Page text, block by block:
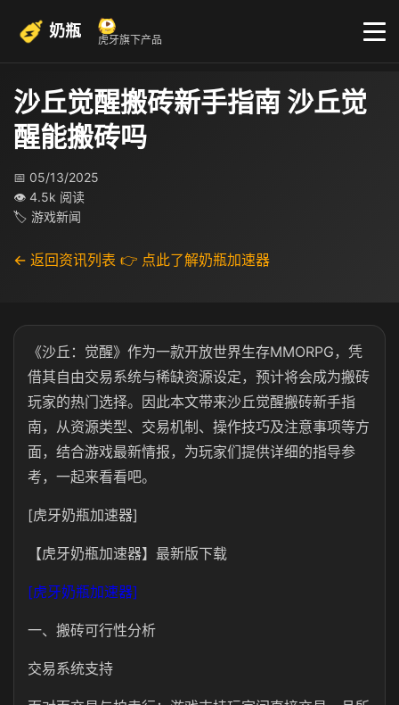
奶瓶 虎牙旗下产品
沙丘觉醒搬砖新手指南 沙丘觉
醒能搬砖吗
📅 05/13/2025
👁 4.5k 阅读
🏷 游戏新闻
← 返回资讯列表 👉 点此了解奶瓶加速器
《沙丘：觉醒》作为一款开放世界生存MMORPG，凭
借其自由交易系统与稀缺资源设定，预计将会成为搬砖
玩家的热门选择。因此本文带来沙丘觉醒搬砖新手指
南，从资源类型、交易机制、操作技巧及注意事项等方
面，结合游戏最新情报，为玩家们提供详细的指导参
考，一起来看看吧。
[虎牙奶瓶加速器]
【虎牙奶瓶加速器】最新版下载
[虎牙奶瓶加速器]
一、搬砖可行性分析
交易系统支持